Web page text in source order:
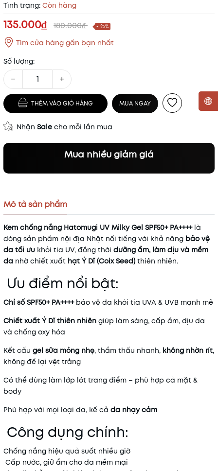
Tình trạng: Còn hàng
135.000₫ 180.000₫ - 25%
Tìm cửa hàng gần bạn nhất
Số lượng:
− +
THÊM VÀO GIỎ HÀNG MUA NGAY
Nhận Sale cho mỗi lần mua
Mua nhiều giảm giá
Mã khuyến mãi:
Điều kiện:
Mô tả sản phẩm
Kem chống nắng Hatomugi UV Milky Gel SPF50+ PA++++là
dòng sản phẩm nội địa Nhật nổi tiếng với khả năng bảo vệ
da tối ưu khỏi tia UV, đồng thời dưỡng ẩm, làm dịu và mềm
da nhờ chiết xuất hạt Ý Dĩ (Coix Seed) thiên nhiên.
Ưu điểm nổi bật:
Chỉ số SPF50+ PA++++bảo vệ da khỏi tia UVA & UVB mạnh mẽ
Chiết xuất Ý Dĩ thiên nhiên giúp làm sáng, cấp ẩm, dịu da
và chống oxy hóa
Kết cấu gel sữa mỏng nhẹ, thẩm thấu nhanh, không nhờn rít,
không để lại vệt trắng
Có thể dùng làm lớp lót trang điểm – phù hợp cả mặt &
body
Phù hợp với mọi loại da, kể cả da nhạy cảm
Công dụng chính:
Chống nắng hiệu quả suốt nhiều giờ
Cấp nước, giữ ẩm cho da mềm mại